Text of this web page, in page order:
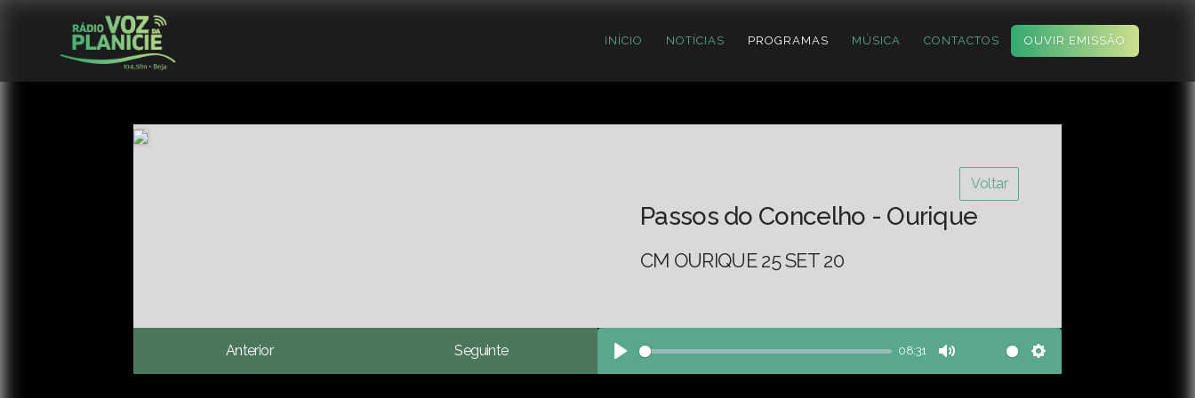
INÍCIO NOTÍCIAS PROGRAMAS MÚSICA CONTACTOS OUVIR EMISSÃO
Voltar
Passos do Concelho - Ourique
CM OURIQUE 25 SET 20
Anterior Seguinte
Play
08:31
Mute Settings